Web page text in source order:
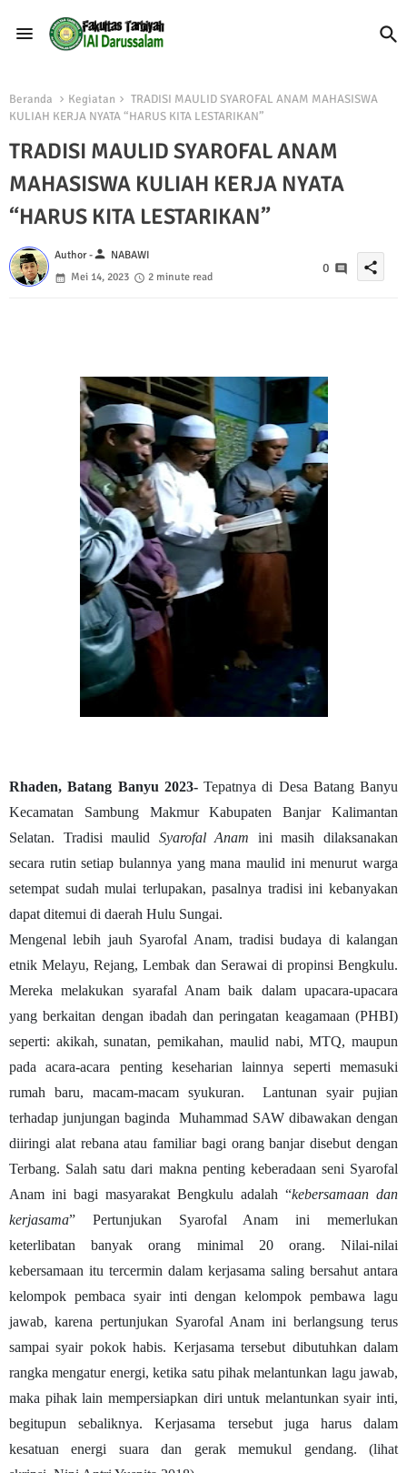
Beranda Kegiatan
TRADISI MAULID SYAROFAL ANAM MAHASISWA
KULIAH KERJA NYATA “HARUS KITA LESTARIKAN”
TRADISI MAULID SYAROFAL ANAM
MAHASISWA KULIAH KERJA NYATA
“HARUS KITA LESTARIKAN”
Author -person NABAWI
Mei 14, 2023
2 minute read
0 share
Rhaden, Batang Banyu 2023- Tepatnya di Desa Batang Banyu
Kecamatan Sambung Makmur Kabupaten Banjar Kalimantan
Selatan. Tradisi maulid
Syarofal Anam
ini masih dilaksanakan
secara rutin setiap bulannya yang mana maulid ini menurut warga
setempat sudah mulai terlupakan, pasalnya tradisi ini kebanyakan
dapat ditemui di daerah Hulu Sungai.
Mengenal lebih jauh Syarofal Anam, tradisi budaya di kalangan
etnik Melayu, Rejang, Lembak dan Serawai di propinsi Bengkulu.
Mereka melakukan syarafal Anam baik dalam upacara-upacara
yang berkaitan dengan ibadah dan peringatan keagamaan (PHBI)
seperti: akikah, sunatan, pemikahan, maulid nabi, MTQ, maupun
pada acara-acara penting keseharian lainnya seperti memasuki
rumah baru, macam-macam syukuran.
Lantunan syair pujian
terhadap junjungan baginda
Muhammad SAW dibawakan dengan
diiringi alat rebana atau familiar bagi orang banjar disebut dengan
Terbang. Salah satu dari makna penting keberadaan seni Syarofal
Anam ini bagi masyarakat Bengkulu adalah “kebersamaan dan
kerjasama” Pertunjukan Syarofal Anam ini memerlukan
keterlibatan banyak orang minimal 20 orang. Nilai-nilai
kebersamaan itu tercermin dalam kerjasama saling bersahut antara
kelompok pembaca syair inti dengan kelompok pembawa lagu
jawab, karena pertunjukan Syarofal Anam ini berlangsung terus
sampai syair pokok habis. Kerjasama tersebut dibutuhkan dalam
rangka mengatur energi, ketika satu pihak melantunkan lagu jawab,
maka pihak lain mempersiapkan diri untuk melantunkan syair inti,
begitupun sebaliknya. Kerjasama tersebut juga harus dalam
kesatuan energi suara dan gerak memukul gendang. (lihat